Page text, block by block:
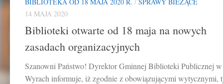
14 MAJA 2020
Biblioteki otwarte od 18 maja na nowych
zasadach organizacyjnych
Szanowni Państwo! Dyrektor Gminnej Biblioteki Publicznej w
Wyrach informuje, iż zgodnie z obowiązującymi wytycznymi,